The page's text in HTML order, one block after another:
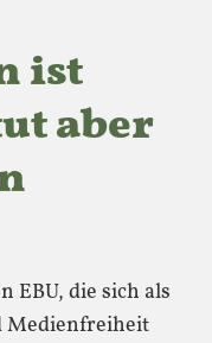
ist
aber
EBU, die sich als
Medienfreiheit